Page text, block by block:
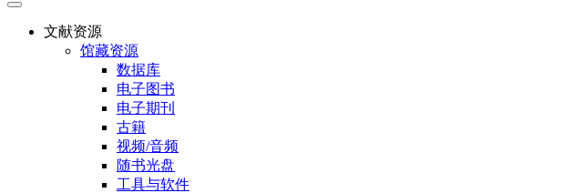
文献资源
馆藏资源
数据库
电子图书
电子期刊
古籍
视频/音频
随书光盘
工具与软件